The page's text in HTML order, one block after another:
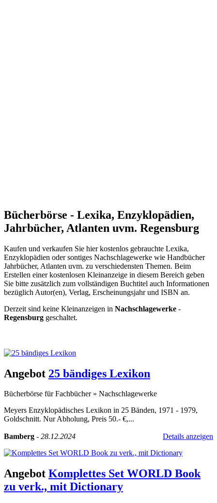
Bücherbörse - Lexika, Enzyklopädien,
Jahrbücher, Atlanten uvm. Regensburg
Kaufen und verkaufen Sie hier kostenlos gebrauchte Lexika,
Enzyklopädien oder sontiges Nachschlagewerke wie Handbücher
Jahrbücher, Atlanten uvm. zu verschiedensten Themen. Beim
Erstellen einer kostenlosen Kleinanzeige in diesem Bereich geben
Sie bitte zusätzlich zum vollständigen Buchtitel auch Informationen
bezüglich Autor(en), Verlag, Erscheinungsjahr und ISBN an.
Derzeit sind keine Kleinanzeigen in Nachschlagewerke -
Regensburg geschaltet.
Angebot 25 bändiges Lexikon
Bücherbörse für Fachbücher » Nachschlagewerke
Meyers Enzyklopädisches Lexikon in 25 Bänden, 1971 - 1979,
Goldschnitt. Nur Abholung, Preis 50.- €,...
Bamberg - 28.12.2024 Details anzeigen
Angebot Komplettes Set WORLD Book
zu verk., mit Dictionary